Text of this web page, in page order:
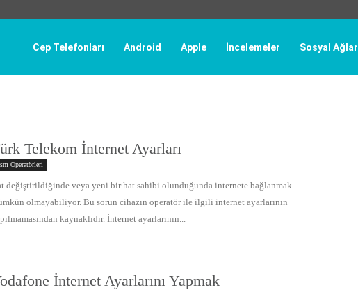
Cep Telefonları Android Apple İncelemeler Sosyal Ağlar
Telekom İnternet Ayarları
Operatörleri
değiştirildiğinde veya yeni bir hat sahibi olunduğunda internete bağlanmak
olmayabiliyor. Bu sorun cihazın operatör ile ilgili internet ayarlarının
kaynaklıdır. İnternet ayarlarının...
İnternet Ayarlarını Yapmak